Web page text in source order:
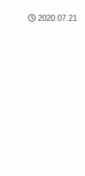
2020.07.21